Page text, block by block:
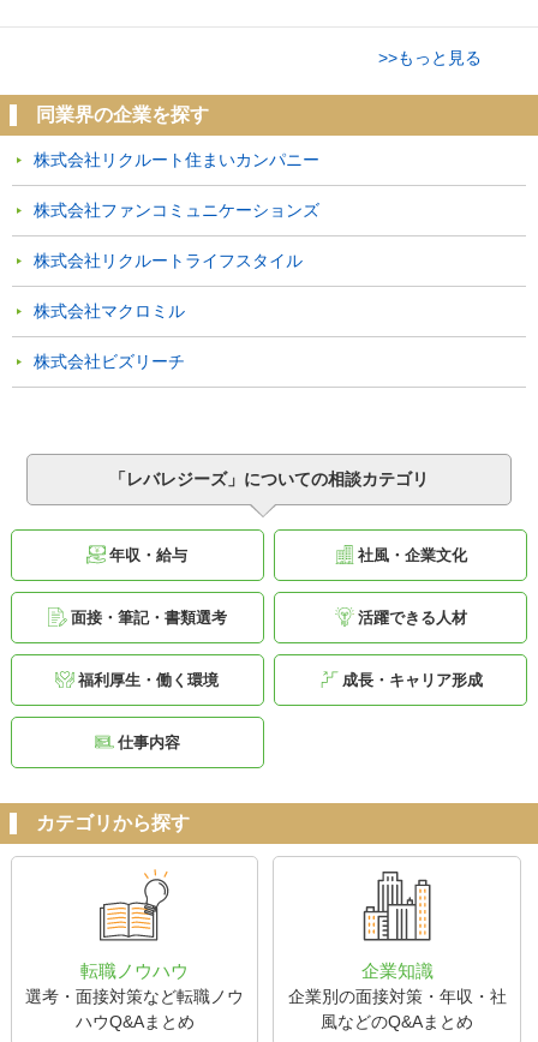
>>もっと見る
同業界の企業を探す
株式会社リクルート住まいカンパニー
株式会社ファンコミュニケーションズ
株式会社リクルートライフスタイル
株式会社マクロミル
株式会社ビズリーチ
「レバレジーズ」についての相談カテゴリ
年収・給与 社風・企業文化
面接・筆記・書類選考 活躍できる人材
福利厚生・働く環境 成長・キャリア形成
仕事内容
カテゴリから探す
転職ノウハウ
選考・面接対策など転職ノウ
ハウQ&Aまとめ
企業知識
企業別の面接対策・年収・社
風などのQ&Aまとめ